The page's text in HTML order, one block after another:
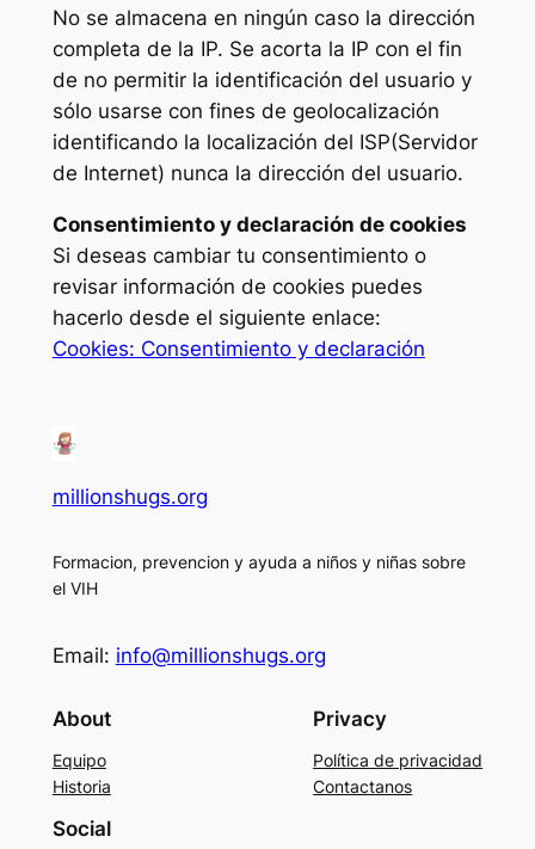
No se almacena en ningún caso la dirección
completa de la IP. Se acorta la IP con el fin
de no permitir la identificación del usuario y
sólo usarse con fines de geolocalización
identificando la localización del ISP(Servidor
de Internet) nunca la dirección del usuario.
Consentimiento y declaración de cookies
Si deseas cambiar tu consentimiento o
revisar información de cookies puedes
hacerlo desde el siguiente enlace:
Cookies: Consentimiento y declaración
millionshugs.org
Formacion, prevencion y ayuda a niños y niñas sobre
el VIH
Email: info@millionshugs.org
About
Equipo
Historia
Privacy
Política de privacidad
Contactanos
Social